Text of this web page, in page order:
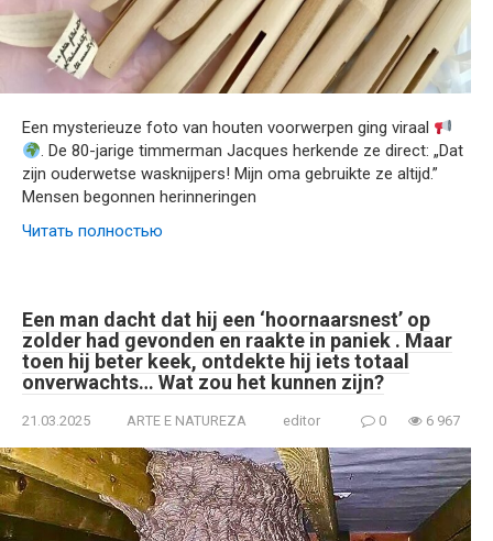
Een mysterieuze foto van houten voorwerpen ging viraal
. De 80-jarige timmerman Jacques herkende ze direct: „Dat
zijn ouderwetse wasknijpers! Mijn oma gebruikte ze altijd.”
Mensen begonnen herinneringen
Читать полностью
Een man dacht dat hij een ‘hoornaarsnest’ op
zolder had gevonden en raakte in paniek . Maar
toen hij beter keek, ontdekte hij iets totaal
onverwachts… Wat zou het kunnen zijn?
21.03.2025 ARTE E NATUREZA editor 0 6 967